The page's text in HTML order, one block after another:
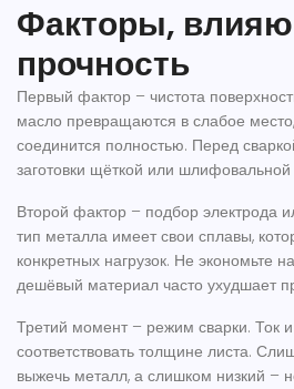
Факторы,
прочность
Первый фактор – чистота
масло превращаются в слабое
соединится полностью. Перед
заготовки щёткой или шлифовальной
Второй фактор – подбор электрода
тип металла имеет свои сплавы,
конкретных нагрузок. Не экономьте
дешёвый материал часто ухудшает
Третий момент – режим сварки. Ток
соответствовать толщине листа.
выжечь металл, а слишком низкий –